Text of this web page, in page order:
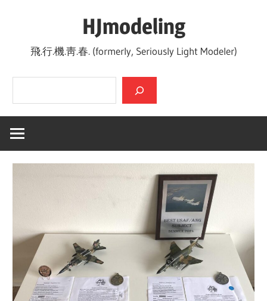
HJmodeling
飛.行.機.靑.春. (formerly, Seriously Light Modeler)
검색